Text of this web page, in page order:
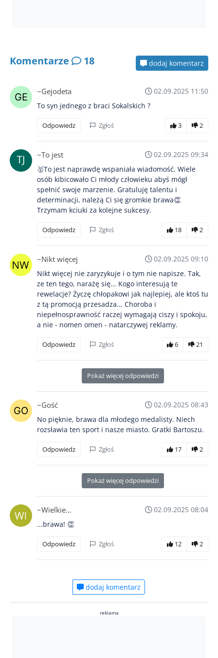
Komentarze 18 dodaj komentarz
~Gejodeta
02.09.2025 11:50
To syn jednego z braci Sokalskich ?
Odpowiedz Zgłoś 3 2
~To jest
02.09.2025 09:34
🥇To jest naprawdę wspaniała wiadomość. Wiele
osób kibicowało Ci młody człowieku abyś mógł
spełnić swoje marzenie. Gratuluję talentu i
determinacji, należą Ci się gromkie brawa👏
Trzymam kciuki za kolejne sukcesy.
Odpowiedz Zgłoś 18 2
~Nikt więcej
02.09.2025 09:10
Nikt więcej nie zaryzykuje i o tym nie napisze. Tak,
ze ten tego, narażę się... Kogo interesują te
rewelacje? Życzę chłopakowi jak najlepiej, ale ktoś tu
z tą promocją przesadza... Choroba i
niepełnosprawność raczej wymagają ciszy i spokoju,
a nie - nomen omen - natarczywej reklamy.
Odpowiedz Zgłoś 6 21
Pokaż więcej odpowiedzi
~Gość
02.09.2025 08:43
No pięknie, brawa dla młodego medalisty. Niech
rozsławia ten sport i nasze miasto. Gratki Bartoszu.
Odpowiedz Zgłoś 17 2
Pokaż więcej odpowiedzi
~Wielkie...
02.09.2025 08:04
...brawa! 👏
Odpowiedz Zgłoś 12 2
dodaj komentarz
reklama